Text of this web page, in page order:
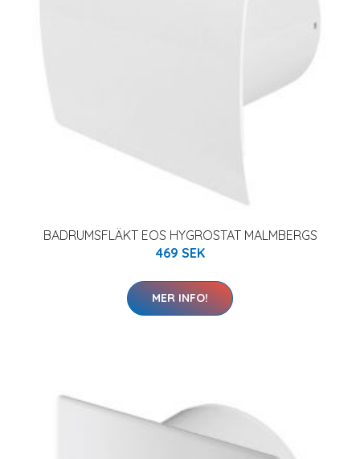
BADRUMSFLÄKT EOS HYGROSTAT MALMBERGS
469 SEK
MER INFO!